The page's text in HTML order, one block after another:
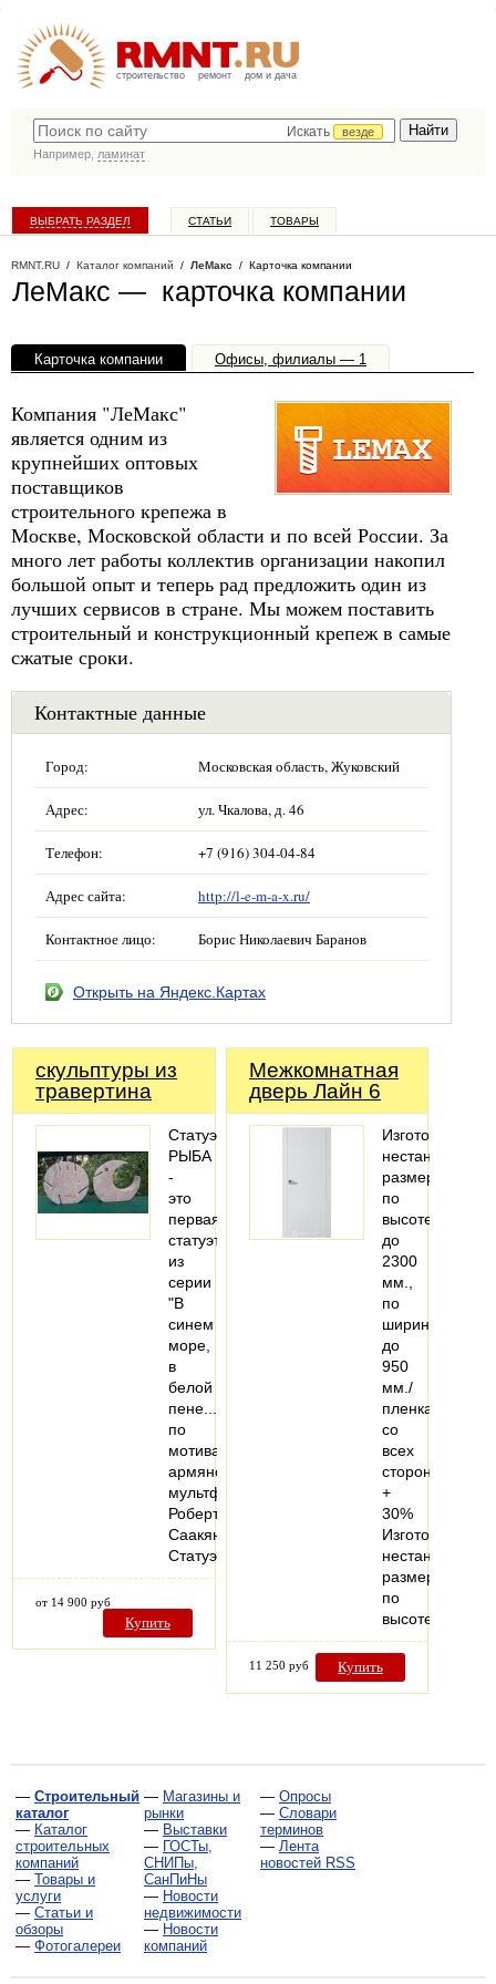
строительство ремонт дом и дача
Искать
везде
Например, ламинат
ВЫБРАТЬ РАЗДЕЛ СТАТЬИ ТОВАРЫ
RMNT.RU / Каталог компаний / ЛеМакс / Карточка компании
ЛеМакс — карточка компании
Карточка компании Офисы, филиалы — 1
Компания "ЛеМакс"
является одним из
крупнейших оптовых
поставщиков
строительного крепежа в
Москве, Московской области и по всей России. За
много лет работы коллектив организации накопил
большой опыт и теперь рад предложить один из
лучших сервисов в стране. Мы можем поставить
строительный и конструкционный крепеж в самые
сжатые сроки.
Контактные данные
Город: Московская область, Жуковский
Адрес: ул. Чкалова, д. 46
Телефон: +7 (916) 304-04-84
Адрес сайта: http://l-e-m-a-x.ru/
Контактное лицо: Борис Николаевич Баранов
Открыть на Яндекс.Картах
скульптуры из
травертина
Статуэтка
РЫБА
-
это
первая
статуэтка
из
серии
"В
синем
море,
в
белой
пене..."
по
мотивам
армянского
мультфильма
Роберта
Саакянца.
Статуэтка…
от 14 900 руб
Купить
Межкомнатная
дверь Лайн 6
Изготовление
нестандартных
размеров
по
высоте
до
2300
мм.,
по
ширине
до
950
мм./
пленка
со
всех
сторон
+
30%
Изготовление
нестандартных
размеров
по
высоте…
11 250 руб Купить
— Строительный
каталог
— Каталог
строительных
компаний
— Товары и
услуги
— Статьи и
обзоры
— Фотогалереи
— Магазины и
рынки
— Выставки
— ГОСТы,
СНИПы,
СанПиНы
— Новости
недвижимости
— Новости
компаний
— Опросы
— Словари
терминов
— Лента
новостей RSS